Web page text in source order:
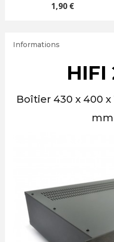
1,90 €
Informations
HIFI
Boîtier 430 x 400 x